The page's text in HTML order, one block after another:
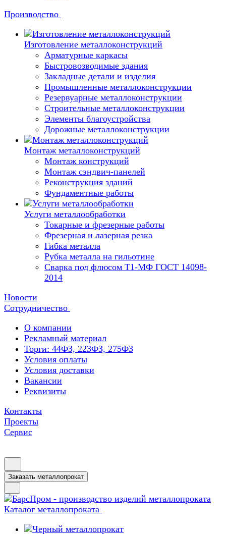
Производство
Изготовление металлоконструкций
Арматурные каркасы
Быстровозводимые здания
Закладные детали и изделия
Промышленные металлоконструкции
Резервуарные металлоконструкции
Строительные металлоконструкции
Элементы благоустройства
Дорожные металлоконструкции
Монтаж металлоконструкций
Монтаж конструкций
Монтаж сэндвич-панелей
Реконструкция зданий
Фундаментные работы
Услуги металлообработки
Токарные и фрезерные работы
Фрезерная и лазерная резка
Гибка металла
Рубка металла на гильотине
Сварка под флюсом Т1-МФ ГОСТ 14098-
2014
Новости
Сотрудничество
О компании
Рекламный материал
Торги: 44ФЗ, 223ФЗ, 275ФЗ
Условия оплаты
Условия доставки
Вакансии
Реквизиты
Контакты
Проекты
Сервис
Заказать металлопрокат
Каталог металлопроката